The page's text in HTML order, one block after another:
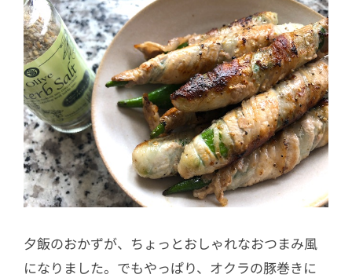
夕飯のおかずが、ちょっとおしゃれなおつまみ風
になりました。でもやっぱり、オクラの豚巻きに